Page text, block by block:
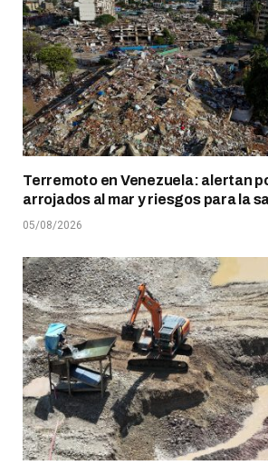
Terremoto en Venezuela: alertan
arrojados al mar y riesgos para la
05/08/2026